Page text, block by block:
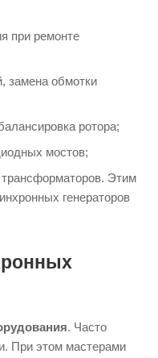
при ремонте
замена обмотки
ротора;
мостов;
Этим
генераторов
. Часто
При этом мастерами